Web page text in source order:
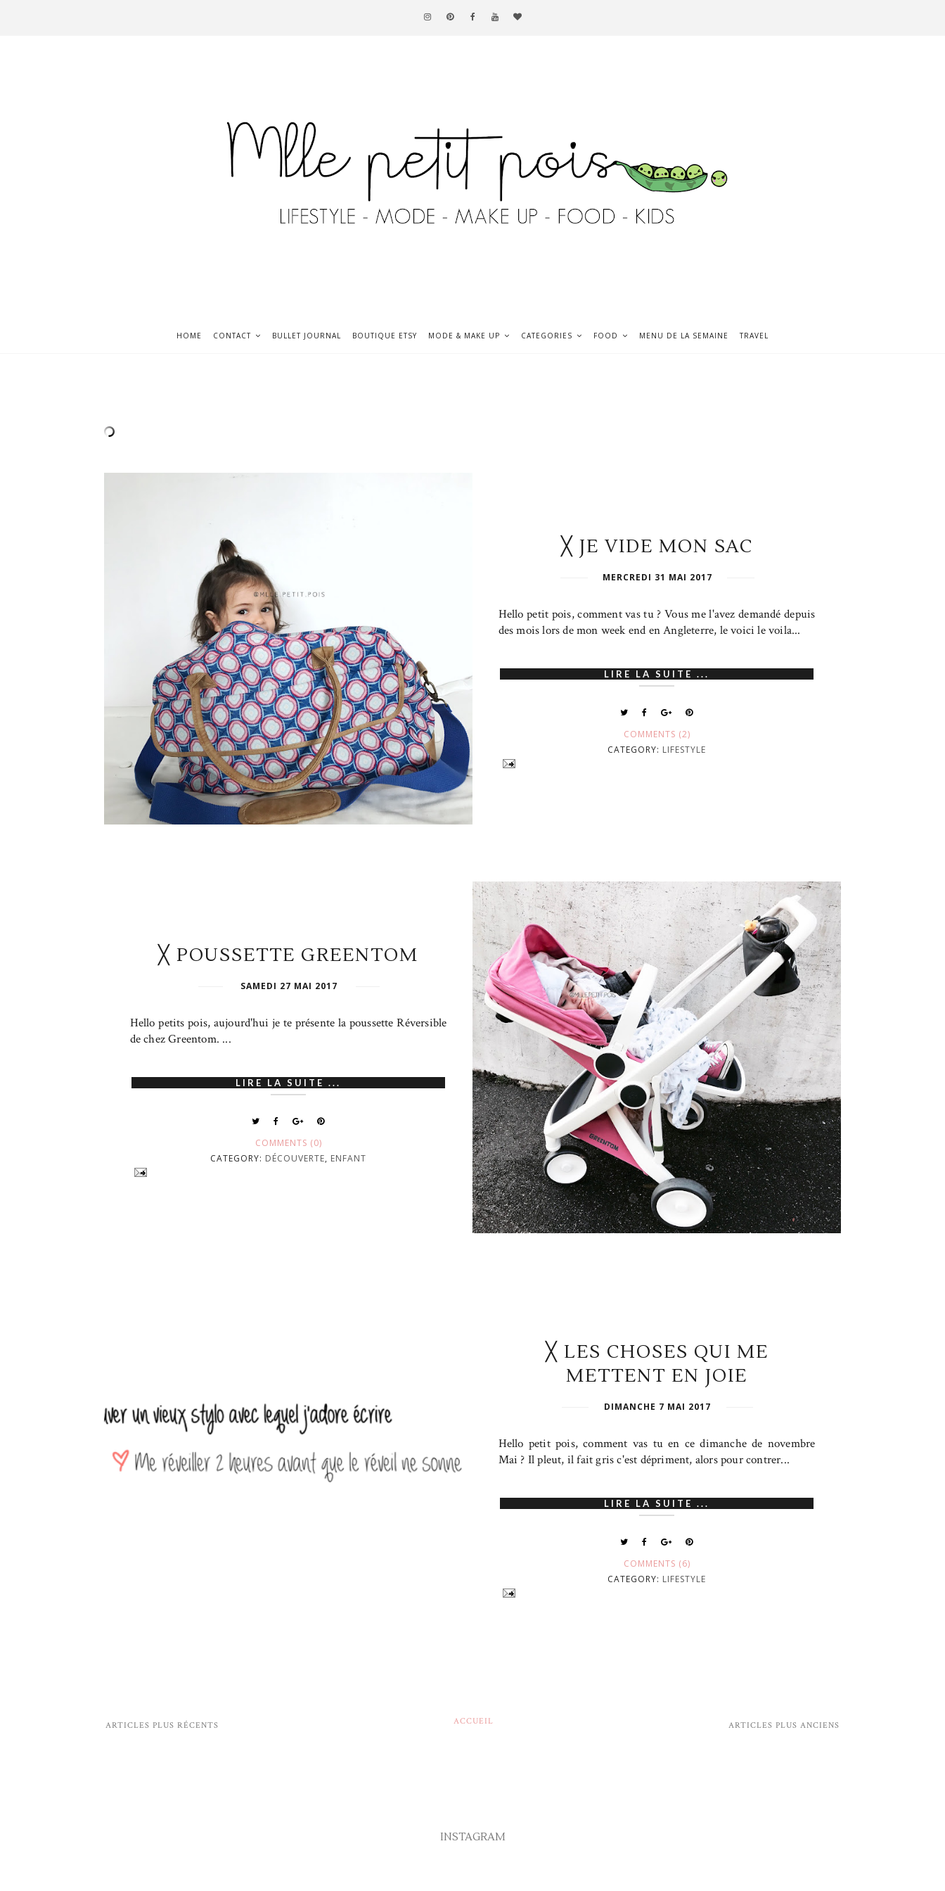
HOME CONTACT BULLET JOURNAL BOUTIQUE ETSY MODE & MAKE UP CATEGORIES FOOD MENU DE LA SEMAINE TRAVEL
╳ JE VIDE MON SAC
MERCREDI 31 MAI 2017
Hello petit pois, comment vas tu ? Vous me l'avez demandé depuis
des mois lors de mon week end en Angleterre, le voici le voila...
LIRE LA SUITE ...
COMMENTS (2)
CATEGORY: LIFESTYLE
╳ POUSSETTE GREENTOM
SAMEDI 27 MAI 2017
Hello petits pois, aujourd'hui je te présente la poussette Réversible
de chez Greentom. ...
LIRE LA SUITE ...
COMMENTS (0)
CATEGORY: DÉCOUVERTE, ENFANT
╳ LES CHOSES QUI ME
METTENT EN JOIE
DIMANCHE 7 MAI 2017
Hello petit pois, comment vas tu en ce dimanche de novembre
Mai ? Il pleut, il fait gris c'est dépriment, alors pour contrer...
LIRE LA SUITE ...
COMMENTS (6)
CATEGORY: LIFESTYLE
ARTICLES PLUS RÉCENTS ARTICLES PLUS ANCIENS
ACCUEIL
INSTAGRAM